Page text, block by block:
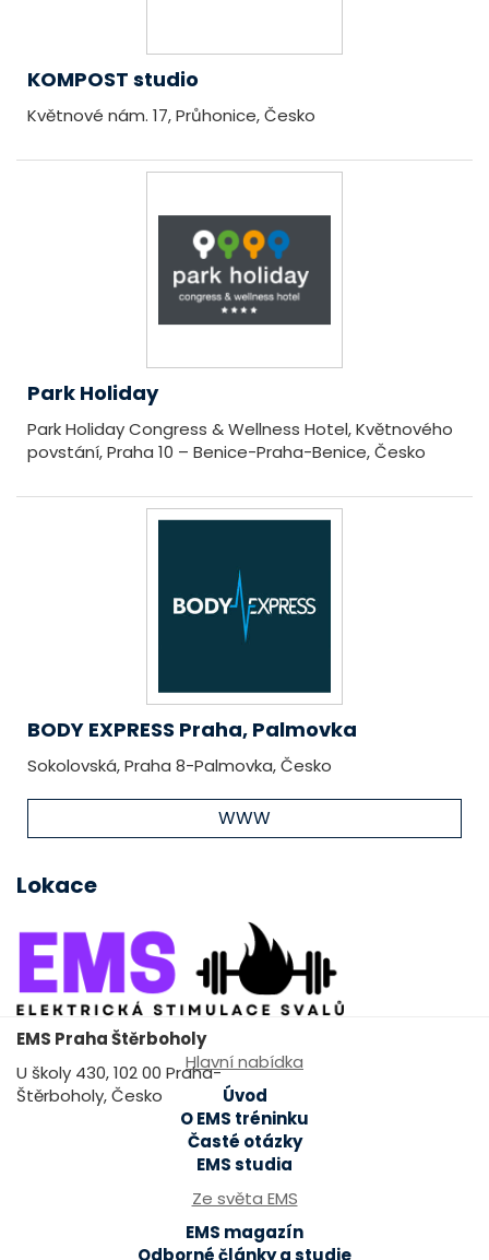
KOMPOST studio
Květnové nám. 17, Průhonice, Česko
Park Holiday
Park Holiday Congress & Wellness Hotel, Květnového
povstání, Praha 10 – Benice-Praha-Benice, Česko
BODY EXPRESS Praha, Palmovka
Sokolovská, Praha 8-Palmovka, Česko
WWW
Lokace
EMS Praha Štěrboholy
U školy 430, 102 00 Praha-
Štěrboholy, Česko
Hlavní nabídka
Úvod
O EMS tréninku
Časté otázky
EMS studia
Ze světa EMS
EMS magazín
Odborné články a studie